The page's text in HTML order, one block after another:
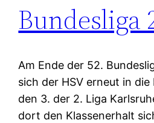
Bundesliga
Am Ende der 52.
sich der HSV erneut in
den 3. der 2. Liga
dort den Klassenerhalt